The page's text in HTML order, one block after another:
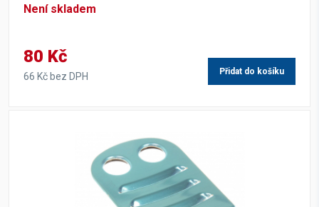
Není skladem
80 Kč
66 Kč bez DPH Přidat do košíku